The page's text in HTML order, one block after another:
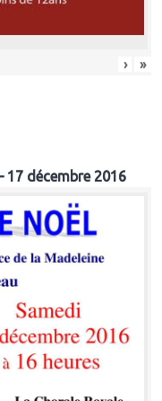
› »
17 décembre 2016